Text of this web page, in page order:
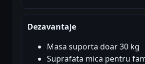
Dezavantaje
Masa suporta doar 30 kg
Suprafata mica pentru